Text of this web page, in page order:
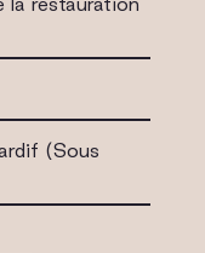
(Sous